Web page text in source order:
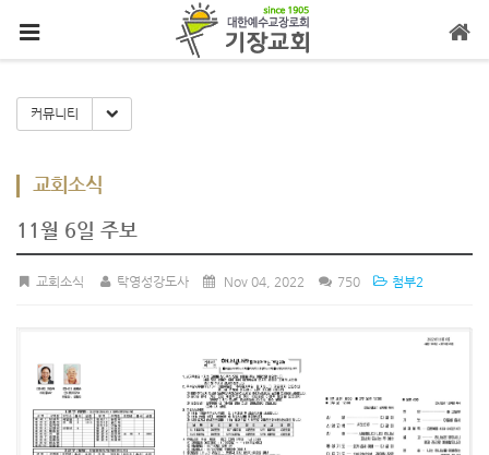
커뮤니티 Toggle Dropdown
교회소식
11월 6일 주보
교회소식 탁영성강도사 Nov 04, 2022 750 첨부2